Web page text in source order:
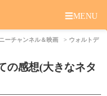
☰MENU
ーチャンネル＆映画
ウォルトデ
の感想(大きなネタ